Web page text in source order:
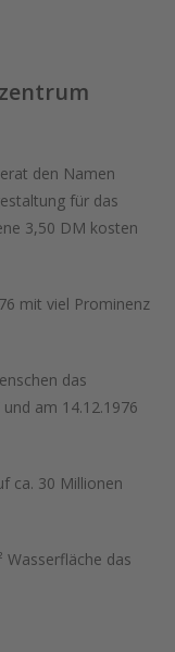
den Namen
für das
3,50 DM kosten
mit viel Prominenz
das
am 14.12.1976
ca. 30 Millionen
Wasserfläche das